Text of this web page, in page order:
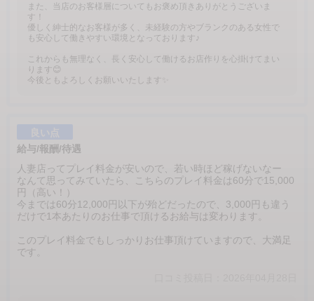
また、当店のお客様層についてもお褒め頂きありがとうございま
す！
優しく紳士的なお客様が多く、未経験の方やブランクのある女性で
も安心して働きやすい環境となっております♪
これからも無理なく、長く安心して働けるお店作りを心掛けてまい
ります😊
今後ともよろしくお願いいたします✨
給与/報酬/待遇
人妻店ってプレイ料金が安いので、若い時ほど稼げないなー
なんて思ってみていたら、こちらのプレイ料金は60分で15,000
円（高い！）
今までは60分12,000円以下が殆どだったので、3,000円も違う
だけで1本あたりのお仕事で頂けるお給与は変わります。
このプレイ料金でもしっかりお仕事頂けていますので、大満足
です。